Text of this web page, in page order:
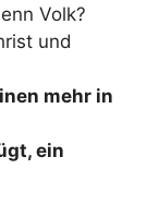
Volk?
und
mehr in
ein